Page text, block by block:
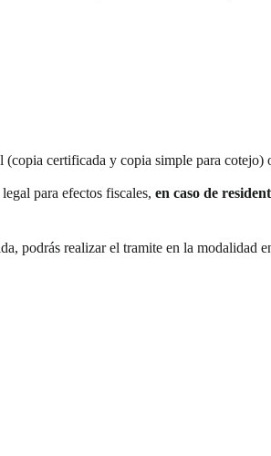
certificada y copia simple para
para efectos fiscales, en caso de
podrás realizar el tramite en la modalidad